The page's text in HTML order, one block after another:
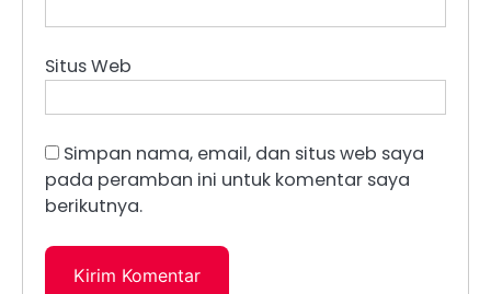
Situs Web
Simpan nama, email, dan situs web saya
pada peramban ini untuk komentar saya
berikutnya.